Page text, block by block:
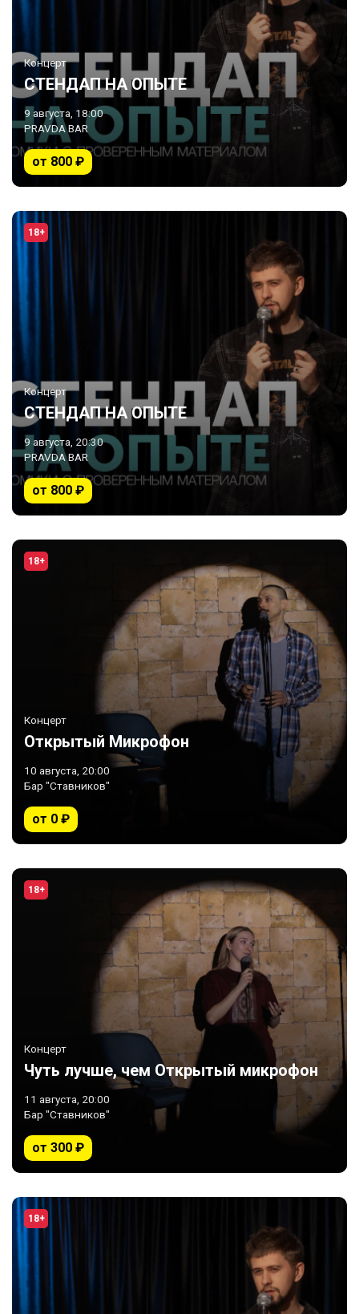
Концерт
СТЕНДАП НА ОПЫТЕ
9 августа, 18:00
PRAVDA BAR
от 800 ₽
18+
Концерт
СТЕНДАП НА ОПЫТЕ
9 августа, 20:30
PRAVDA BAR
от 800 ₽
18+
Концерт
Открытый Микрофон
10 августа, 20:00
Бар "Ставников"
от 0 ₽
18+
Концерт
Чуть лучше, чем Открытый микрофон
11 августа, 20:00
Бар "Ставников"
от 300 ₽
18+